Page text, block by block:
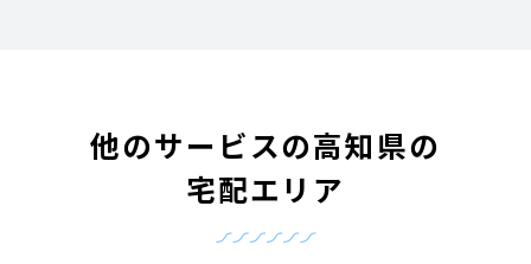
他のサービスの高知県の
宅配エリア